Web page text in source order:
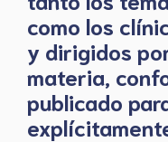
como los
y dirigidos
materia,
publicado